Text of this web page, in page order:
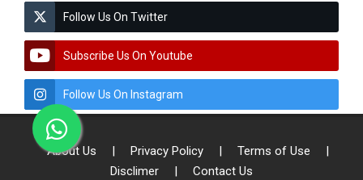
Follow Us On Twitter
Subscribe Us On Youtube
Follow Us On Instagram
About Us | Privacy Policy | Terms of Use
|
Disclimer
| Contact Us